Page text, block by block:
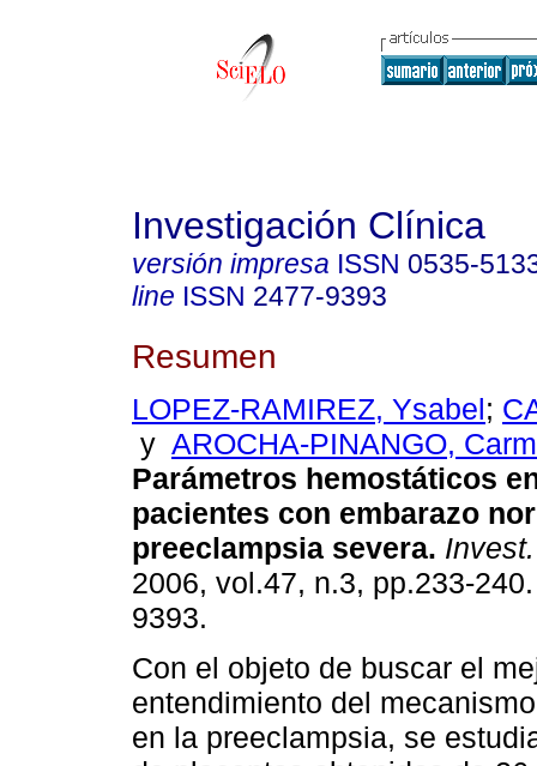
Investigación Clínica
versión impresa ISSN 0535-
line ISSN 2477-9393
Resumen
LOPEZ-RAMIREZ, Ysabel;
y AROCHA-PINANGO,
Parámetros hemostáticos
pacientes con embarazo
preeclampsia severa.
2006, vol.47, n.3, pp.233-
9393.
Con el objeto de buscar el
entendimiento del
en la preeclampsia, se